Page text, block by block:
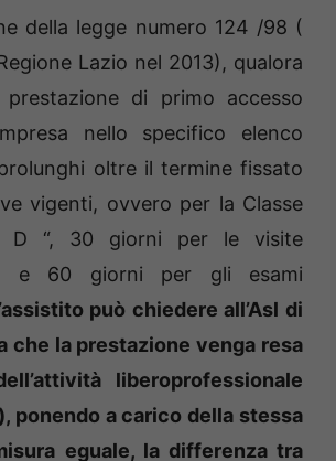
della legge numero 124 /98 (
Lazio nel 2013), qualora
prestazione di primo accesso
nello specifico elenco
oltre il termine fissato
vigenti, ovvero per la Classe
D “, 30 giorni per le visite
e 60 giorni per gli esami
può chiedere all’Asl di
che la prestazione venga resa
liberoprofessionale
ponendo a carico della stessa
eguale, la differenza tra